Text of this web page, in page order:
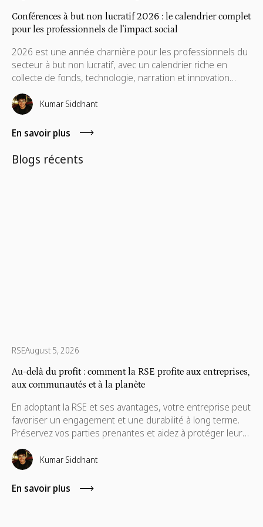
Conférences à but non lucratif 2026 : le calendrier complet
pour les professionnels de l'impact social
2026 est une année charnière pour les professionnels du
secteur à but non lucratif, avec un calendrier riche en
collecte de fonds, technologie, narration et innovation
sociale. Voici votre guide complet des conférences qui
méritent votre temps, votre budget et les conversations
qui auront encore de l'importance à votre retour chez
vous.
Kumar Siddhant
En savoir plus
Blogs récents
RSEAugust 5, 2026
Au-delà du profit : comment la RSE profite aux entreprises,
aux communautés et à la planète
En adoptant la RSE et ses avantages, votre entreprise peut
favoriser un engagement et une durabilité à long terme.
Préservez vos parties prenantes et aidez à protéger leurs
intérêts, qui sont également nécessaires à leur
avancement.Kumar Siddhant
En savoir plus